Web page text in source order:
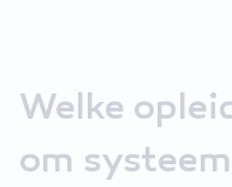
Welke
om